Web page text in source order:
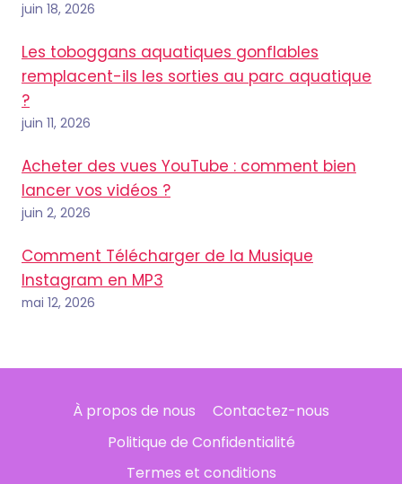
juin 18, 2026
Les toboggans aquatiques gonflables
remplacent-ils les sorties au parc aquatique
?
juin 11, 2026
Acheter des vues YouTube : comment bien
lancer vos vidéos ?
juin 2, 2026
Comment Télécharger de la Musique
Instagram en MP3
mai 12, 2026
À propos de nous
Contactez-nous
Politique de Confidentialité
Termes et conditions